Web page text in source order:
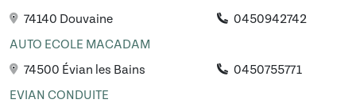
74140 Douvaine
0450942742
AUTO ECOLE MACADAM
74500 Évian les Bains
0450755771
EVIAN CONDUITE